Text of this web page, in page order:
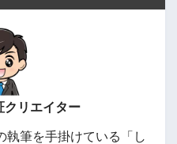
クリエイター
執筆を手掛けている「し